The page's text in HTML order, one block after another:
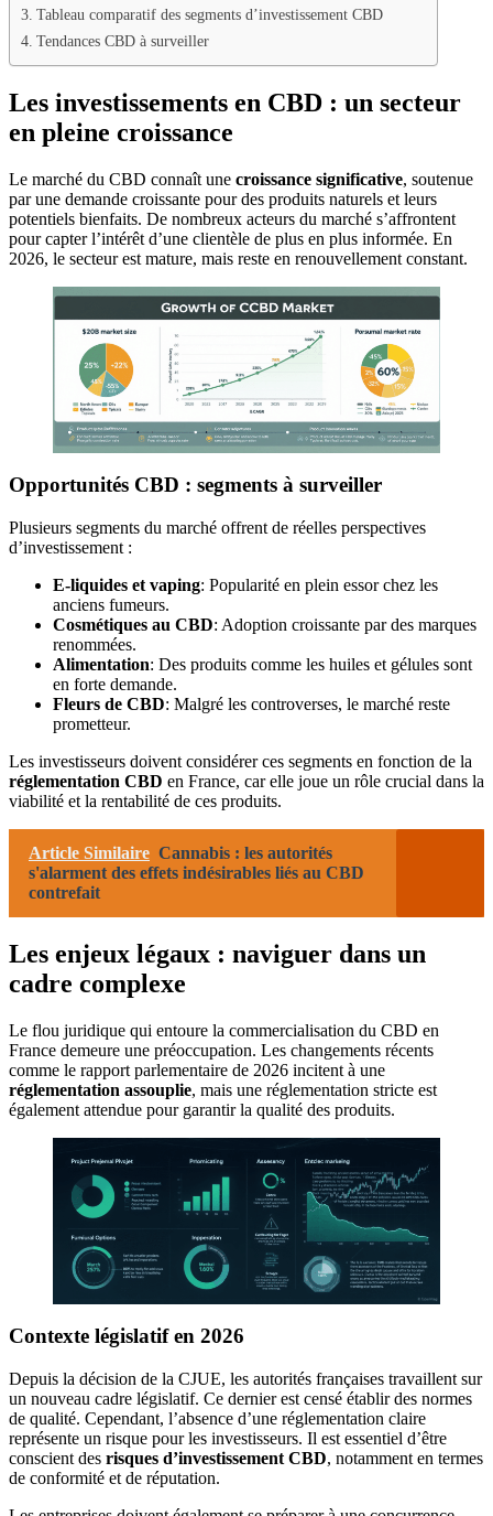
Tableau comparatif des segments d’investissement CBD
Tendances CBD à surveiller
Les investissements en CBD : un secteur
en pleine croissance
Le marché du CBD connaît une croissance significative, soutenue
par une demande croissante pour des produits naturels et leurs
potentiels bienfaits. De nombreux acteurs du marché s’affrontent
pour capter l’intérêt d’une clientèle de plus en plus informée. En
2026, le secteur est mature, mais reste en renouvellement constant.
Opportunités CBD : segments à surveiller
Plusieurs segments du marché offrent de réelles perspectives
d’investissement :
E-liquides et vaping: Popularité en plein essor chez les
anciens fumeurs.
Cosmétiques au CBD: Adoption croissante par des marques
renommées.
Alimentation: Des produits comme les huiles et gélules sont
en forte demande.
Fleurs de CBD: Malgré les controverses, le marché reste
prometteur.
Les investisseurs doivent considérer ces segments en fonction de la
réglementation CBD en France, car elle joue un rôle crucial dans la
viabilité et la rentabilité de ces produits.
Article Similaire Cannabis : les autorités
s'alarment des effets indésirables liés au CBD
contrefait
Les enjeux légaux : naviguer dans un
cadre complexe
Le flou juridique qui entoure la commercialisation du CBD en
France demeure une préoccupation. Les changements récents
comme le rapport parlementaire de 2026 incitent à une
réglementation assouplie, mais une réglementation stricte est
également attendue pour garantir la qualité des produits.
Contexte législatif en 2026
Depuis la décision de la CJUE, les autorités françaises travaillent sur
un nouveau cadre législatif. Ce dernier est censé établir des normes
de qualité. Cependant, l’absence d’une réglementation claire
représente un risque pour les investisseurs. Il est essentiel d’être
conscient des risques d’investissement CBD, notamment en termes
de conformité et de réputation.